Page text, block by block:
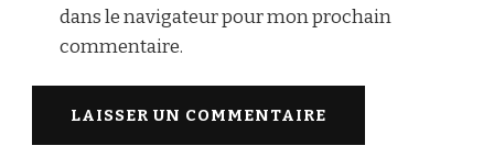
dans le navigateur pour mon prochain
commentaire.